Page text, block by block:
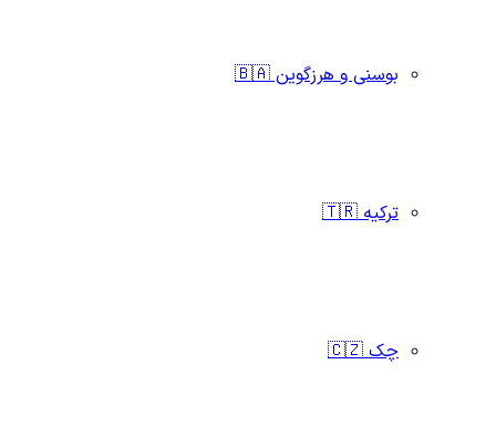
بوسنی و هرزگوین 🇧🇦
ترکیه 🇹🇷
چک 🇨🇿